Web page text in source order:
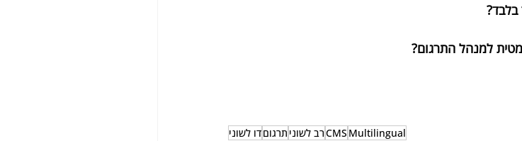
למנהל התרגום?
Multilingual
CMSרב לשוני תרגוםדו לשוני